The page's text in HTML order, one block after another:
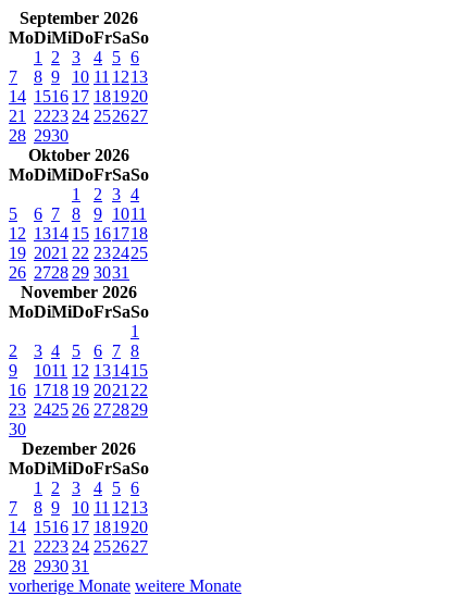
September 2026
MoDiMiDoFrSaSo
1
2 3 4 5 6
7
8 9 10 11 1213
14 1516 17 181920
21
2223 24 252627
28 2930
Oktober 2026
MoDiMiDoFrSaSo
1
2 3 4
5
6 7 8 9 1011
12 1314 15 161718
19 2021 22 232425
26 2728 29 3031
November 2026
MoDiMiDoFrSaSo
1
2
3 4 5 6 7 8
9
1011 12 131415
16 1718 19 2021 22
23 2425 26 272829
30
Dezember 2026
MoDiMiDoFrSaSo
1
2 3 4 5 6
7
8 9 10 11 1213
14 1516 17 181920
21
2223 24 252627
28 293031
vorherige Monate weitere Monate